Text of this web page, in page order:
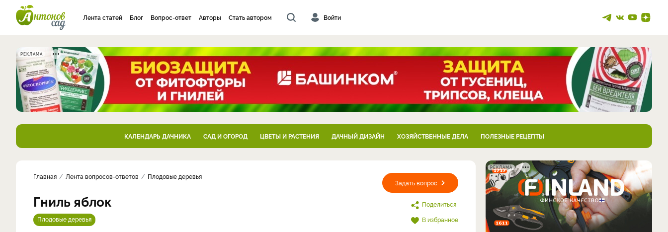
Лента статей Блог Вопрос-ответ Авторы Стать автором Войти
РЕКЛАМА
КАЛЕНДАРЬ ДАЧНИКА САД И ОГОРОД ЦВЕТЫ И РАСТЕНИЯ ДАЧНЫЙ ДИЗАЙН ХОЗЯЙСТВЕННЫЕ ДЕЛА ПОЛЕЗНЫЕ РЕЦЕПТЫ
Задать вопрос
Поделиться
В избранное
Главная Лента вопросов-ответов Плодовые деревья
Гниль яблок
Плодовые деревья
РЕКЛАМА